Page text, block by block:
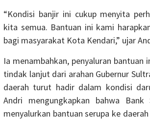
“Kondisi banjir ini cukup menyita
kita semua. Bantuan ini kami
bagi masyarakat Kota Kendari,” ujar
Ia menambahkan, penyaluran bantuan
tindak lanjut dari arahan Gubernur
daerah turut hadir dalam kondisi
Andri mengungkapkan bahwa
menyalurkan bantuan serupa ke